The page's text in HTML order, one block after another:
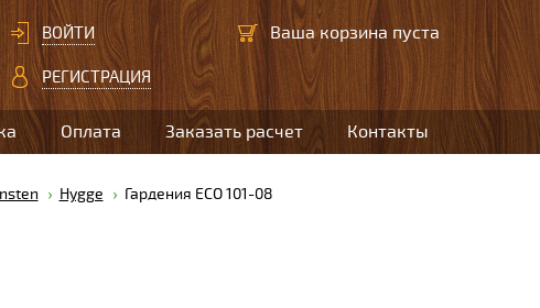
ВОЙТИ
РЕГИСТРАЦИЯ
Ваша корзина пуста
Оплата Заказать расчет Контакты
Hygge Гардения ECO 101-08